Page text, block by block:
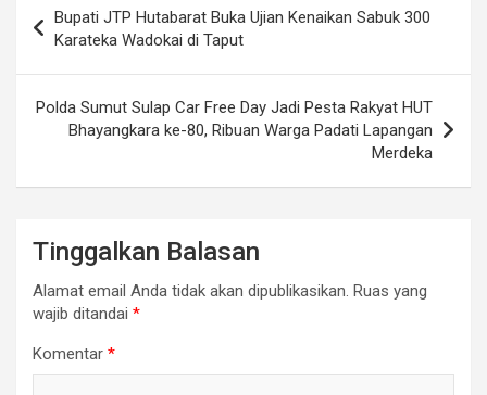
pos
Bupati JTP Hutabarat Buka Ujian Kenaikan Sabuk 300
Karateka Wadokai di Taput
Polda Sumut Sulap Car Free Day Jadi Pesta Rakyat HUT
Bhayangkara ke-80, Ribuan Warga Padati Lapangan
Merdeka
Tinggalkan Balasan
Alamat email Anda tidak akan dipublikasikan. Ruas yang
wajib ditandai *
Komentar *